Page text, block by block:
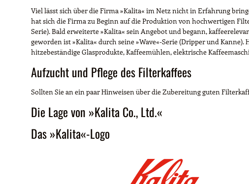
Viel lässt sich über die Firma »Kalita« im Netz nicht in Erfahrung
hat sich die Firma zu Beginn auf die Produktion von hochwertigen
Serie). Bald erweiterte »Kalita« sein Angebot und begann,
geworden ist »Kalita« durch seine »Wave«-Serie (Dripper und
hitzebeständige Glasprodukte, Kaffeemühlen, elektrische
Aufzucht und Pflege des Filterkaffees
Sollten Sie an ein paar Hinweisen über die Zubereitung guten
Die Lage von »Kalita Co., Ltd.«
Das »Kalita«-Logo